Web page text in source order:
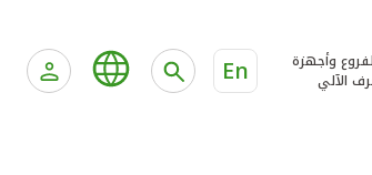
وأجهزة
الآلي
En